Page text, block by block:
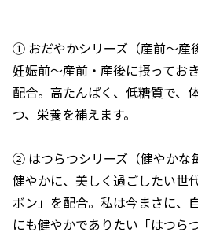
① おだやかシリーズ（産前～産
妊娠前～産前・産後に摂ってお
配合。高たんぱく、低糖質で、
つ、栄養を補えます。
② はつらつシリーズ（健やかな
健やかに、美しく過ごしたい世
ボン」を配合。私は今まさに、
にも健やかでありたい「はつら